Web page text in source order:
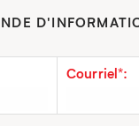
Courriel*: